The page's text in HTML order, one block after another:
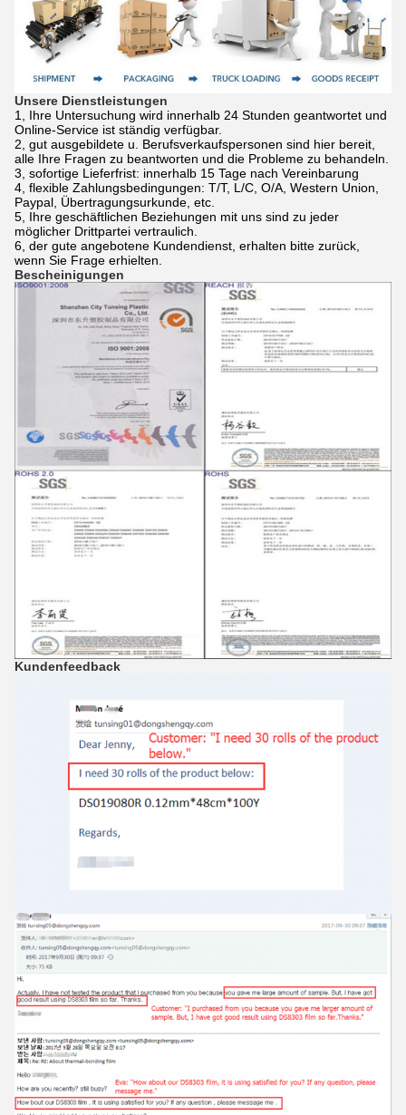
Unsere Dienstleistungen
1, Ihre Untersuchung wird innerhalb 24 Stunden geantwortet und
Online-Service ist ständig verfügbar.
2, gut ausgebildete u. Berufsverkaufspersonen sind hier bereit,
alle Ihre Fragen zu beantworten und die Probleme zu behandeln.
3, sofortige Lieferfrist: innerhalb 15 Tage nach Vereinbarung
4, flexible Zahlungsbedingungen: T/T, L/C, O/A, Western Union,
Paypal, Übertragungsurkunde, etc.
5, Ihre geschäftlichen Beziehungen mit uns sind zu jeder
möglicher Drittpartei vertraulich.
6, der gute angebotene Kundendienst, erhalten bitte zurück,
wenn Sie Frage erhielten.
Bescheinigungen
Kundenfeedback